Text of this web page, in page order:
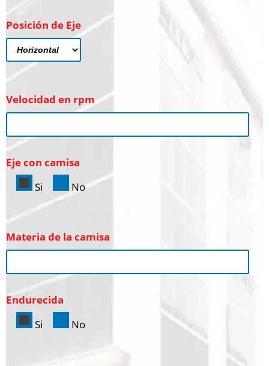
Posición de Eje
Velocidad en rpm
Eje con camisa
Si
No
Materia de la camisa
Endurecida
Si
No